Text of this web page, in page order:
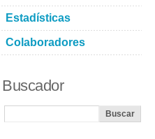
Estadísticas
Colaboradores
Buscador